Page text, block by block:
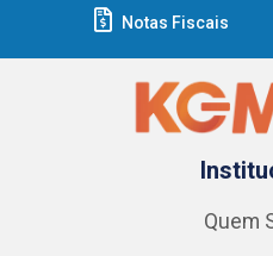
Notas Fiscais
Quem